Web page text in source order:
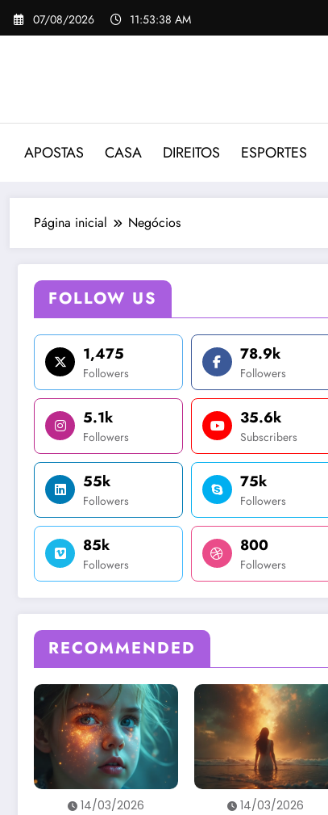
Pular
para
07/08/2026 11:53:38 AM
APOSTAS CASA DIREITOS ESPORTES
Página inicial Negócios
FOLLOW US
1,475
Followers
78.9k
Followers
5.1k
Followers
35.6k
Subscribers
55k
Followers
75k
Followers
85k
Followers
800
Followers
RECOMMENDED
14/03/2026 14/03/2026